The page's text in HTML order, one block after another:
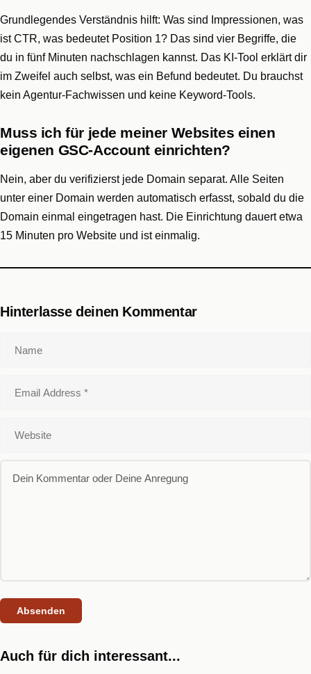
Grundlegendes Verständnis hilft: Was sind Impressionen, was
ist CTR, was bedeutet Position 1? Das sind vier Begriffe, die
du in fünf Minuten nachschlagen kannst. Das KI-Tool erklärt dir
im Zweifel auch selbst, was ein Befund bedeutet. Du brauchst
kein Agentur-Fachwissen und keine Keyword-Tools.
Muss ich für jede meiner Websites einen
eigenen GSC-Account einrichten?
Nein, aber du verifizierst jede Domain separat. Alle Seiten
unter einer Domain werden automatisch erfasst, sobald du die
Domain einmal eingetragen hast. Die Einrichtung dauert etwa
15 Minuten pro Website und ist einmalig.
Hinterlasse deinen Kommentar
Auch für dich interessant...